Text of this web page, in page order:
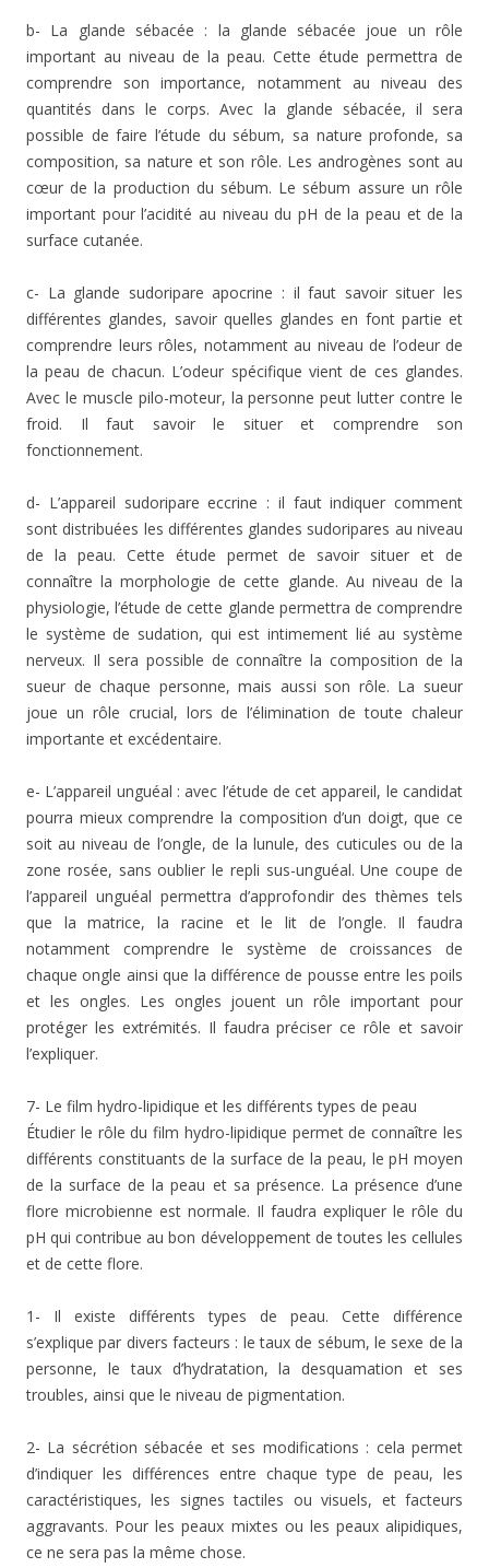
b- La glande sébacée : la glande sébacée joue un rôle
important au niveau de la peau. Cette étude permettra de
comprendre son importance, notamment au niveau des
quantités dans le corps. Avec la glande sébacée, il sera
possible de faire l’étude du sébum, sa nature profonde, sa
composition, sa nature et son rôle. Les androgènes sont au
cœur de la production du sébum. Le sébum assure un rôle
important pour l’acidité au niveau du pH de la peau et de la
surface cutanée.
c- La glande sudoripare apocrine : il faut savoir situer les
différentes glandes, savoir quelles glandes en font partie et
comprendre leurs rôles, notamment au niveau de l’odeur de
la peau de chacun. L’odeur spécifique vient de ces glandes.
Avec le muscle pilo-moteur, la personne peut lutter contre le
froid. Il faut savoir le situer et comprendre son
fonctionnement.
d- L’appareil sudoripare eccrine : il faut indiquer comment
sont distribuées les différentes glandes sudoripares au niveau
de la peau. Cette étude permet de savoir situer et de
connaître la morphologie de cette glande. Au niveau de la
physiologie, l’étude de cette glande permettra de comprendre
le système de sudation, qui est intimement lié au système
nerveux. Il sera possible de connaître la composition de la
sueur de chaque personne, mais aussi son rôle. La sueur
joue un rôle crucial, lors de l’élimination de toute chaleur
importante et excédentaire.
e- L’appareil unguéal : avec l’étude de cet appareil, le candidat
pourra mieux comprendre la composition d’un doigt, que ce
soit au niveau de l’ongle, de la lunule, des cuticules ou de la
zone rosée, sans oublier le repli sus-unguéal. Une coupe de
l’appareil unguéal permettra d’approfondir des thèmes tels
que la matrice, la racine et le lit de l’ongle. Il faudra
notamment comprendre le système de croissances de
chaque ongle ainsi que la différence de pousse entre les poils
et les ongles. Les ongles jouent un rôle important pour
protéger les extrémités. Il faudra préciser ce rôle et savoir
l’expliquer.
7- Le film hydro-lipidique et les différents types de peau
Étudier le rôle du film hydro-lipidique permet de connaître les
différents constituants de la surface de la peau, le pH moyen
de la surface de la peau et sa présence. La présence d’une
flore microbienne est normale. Il faudra expliquer le rôle du
pH qui contribue au bon développement de toutes les cellules
et de cette flore.
1- Il existe différents types de peau. Cette différence
s’explique par divers facteurs : le taux de sébum, le sexe de la
personne, le taux d’hydratation, la desquamation et ses
troubles, ainsi que le niveau de pigmentation.
2- La sécrétion sébacée et ses modifications : cela permet
d’indiquer les différences entre chaque type de peau, les
caractéristiques, les signes tactiles ou visuels, et facteurs
aggravants. Pour les peaux mixtes ou les peaux alipidiques,
ce ne sera pas la même chose.